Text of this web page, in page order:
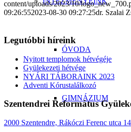
ÓVODA
GIMNÁZIUM
content/uploads/2023/10/
09:26:552023-08-30 09:27:25dr. Szalai
Legutóbbi híreink
Nyitott templomok hétvégéje
Gyülekezeti hétvége
NYÁRI TÁBORAINK 2023
Adventi Kórustalálkozó
Szentendrei Református
2000 Szentendre, Rákóczi Ferenc utca